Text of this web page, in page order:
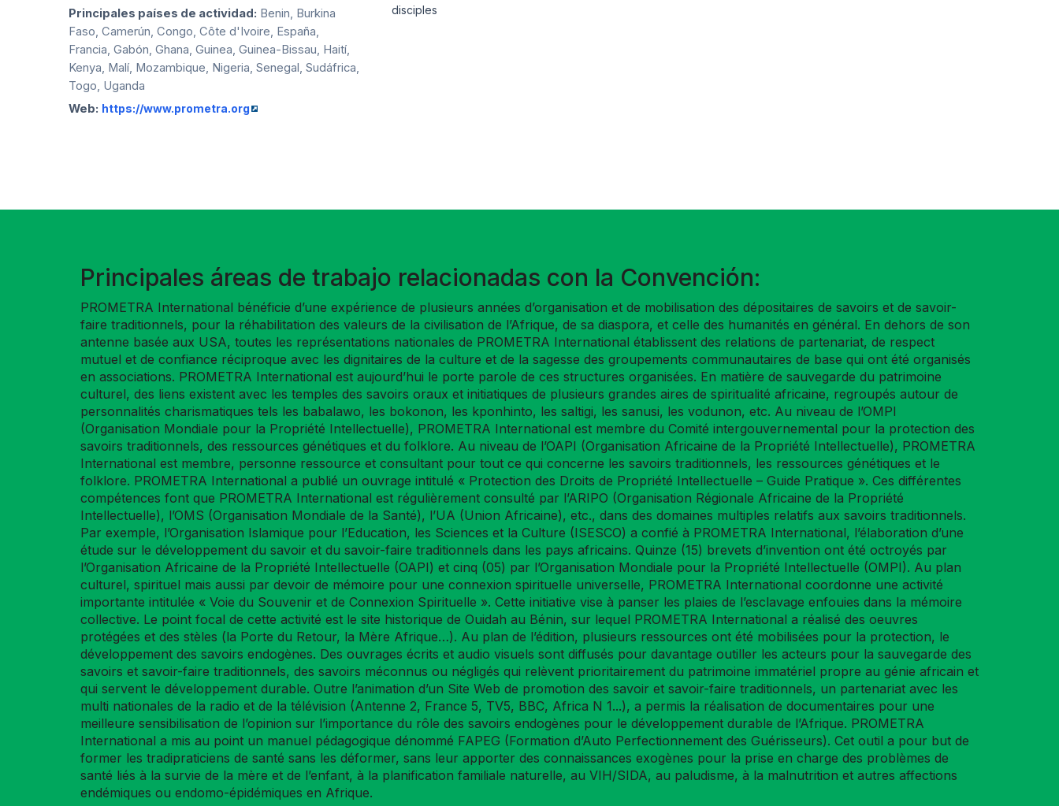
Principales países de actividad: Benin, Burkina
Faso, Camerún, Congo, Côte d'Ivoire, España,
Francia, Gabón, Ghana, Guinea, Guinea-Bissau, Haití,
Kenya, Malí, Mozambique, Nigeria, Senegal, Sudáfrica,
Togo, Uganda
Web: https://www.prometra.org
disciples
Principales áreas de trabajo relacionadas con la Convención:
PROMETRA International bénéficie d’une expérience de plusieurs années d’organisation et de mobilisation des dépositaires de savoirs et de savoir-
faire traditionnels, pour la réhabilitation des valeurs de la civilisation de l’Afrique, de sa diaspora, et celle des humanités en général. En dehors de son
antenne basée aux USA, toutes les représentations nationales de PROMETRA International établissent des relations de partenariat, de respect
mutuel et de confiance réciproque avec les dignitaires de la culture et de la sagesse des groupements communautaires de base qui ont été organisés
en associations. PROMETRA International est aujourd’hui le porte parole de ces structures organisées. En matière de sauvegarde du patrimoine
culturel, des liens existent avec les temples des savoirs oraux et initiatiques de plusieurs grandes aires de spiritualité africaine, regroupés autour de
personnalités charismatiques tels les babalawo, les bokonon, les kponhinto, les saltigi, les sanusi, les vodunon, etc. Au niveau de l’OMPI
(Organisation Mondiale pour la Propriété Intellectuelle), PROMETRA International est membre du Comité intergouvernemental pour la protection des
savoirs traditionnels, des ressources génétiques et du folklore. Au niveau de l’OAPI (Organisation Africaine de la Propriété Intellectuelle), PROMETRA
International est membre, personne ressource et consultant pour tout ce qui concerne les savoirs traditionnels, les ressources génétiques et le
folklore. PROMETRA International a publié un ouvrage intitulé « Protection des Droits de Propriété Intellectuelle – Guide Pratique ». Ces différentes
compétences font que PROMETRA International est régulièrement consulté par l’ARIPO (Organisation Régionale Africaine de la Propriété
Intellectuelle), l’OMS (Organisation Mondiale de la Santé), l’UA (Union Africaine), etc., dans des domaines multiples relatifs aux savoirs traditionnels.
Par exemple, l’Organisation Islamique pour l’Education, les Sciences et la Culture (ISESCO) a confié à PROMETRA International, l’élaboration d’une
étude sur le développement du savoir et du savoir-faire traditionnels dans les pays africains. Quinze (15) brevets d’invention ont été octroyés par
l’Organisation Africaine de la Propriété Intellectuelle (OAPI) et cinq (05) par l’Organisation Mondiale pour la Propriété Intellectuelle (OMPI). Au plan
culturel, spirituel mais aussi par devoir de mémoire pour une connexion spirituelle universelle, PROMETRA International coordonne une activité
importante intitulée « Voie du Souvenir et de Connexion Spirituelle ». Cette initiative vise à panser les plaies de l’esclavage enfouies dans la mémoire
collective. Le point focal de cette activité est le site historique de Ouidah au Bénin, sur lequel PROMETRA International a réalisé des oeuvres
protégées et des stèles (la Porte du Retour, la Mère Afrique…). Au plan de l’édition, plusieurs ressources ont été mobilisées pour la protection, le
développement des savoirs endogènes. Des ouvrages écrits et audio visuels sont diffusés pour davantage outiller les acteurs pour la sauvegarde des
savoirs et savoir-faire traditionnels, des savoirs méconnus ou négligés qui relèvent prioritairement du patrimoine immatériel propre au génie africain et
qui servent le développement durable. Outre l’animation d’un Site Web de promotion des savoir et savoir-faire traditionnels, un partenariat avec les
multi nationales de la radio et de la télévision (Antenne 2, France 5, TV5, BBC, Africa N 1...), a permis la réalisation de documentaires pour une
meilleure sensibilisation de l’opinion sur l’importance du rôle des savoirs endogènes pour le développement durable de l’Afrique. PROMETRA
International a mis au point un manuel pédagogique dénommé FAPEG (Formation d’Auto Perfectionnement des Guérisseurs). Cet outil a pour but de
former les tradipraticiens de santé sans les déformer, sans leur apporter des connaissances exogènes pour la prise en charge des problèmes de
santé liés à la survie de la mère et de l’enfant, à la planification familiale naturelle, au VIH/SIDA, au paludisme, à la malnutrition et autres affections
endémiques ou endomo-épidémiques en Afrique.